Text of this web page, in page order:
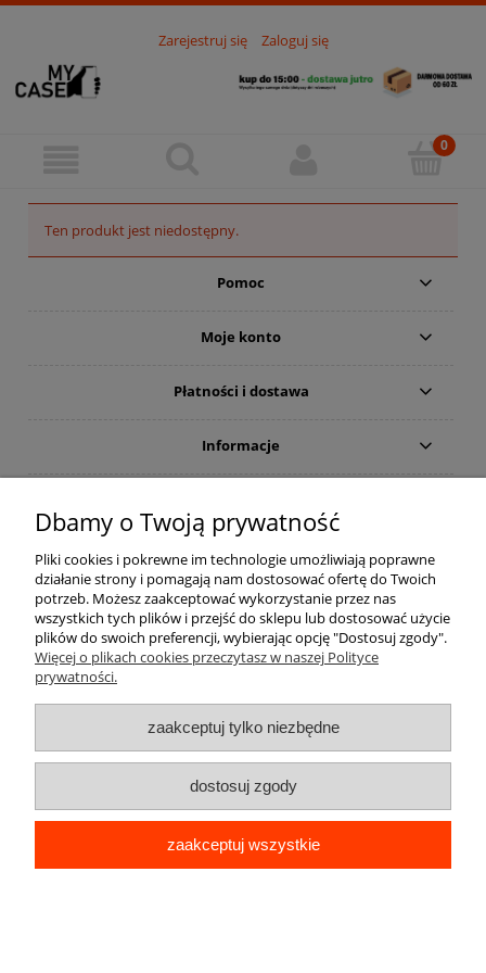
Zarejestruj się Zaloguj się
Ten produkt jest niedostępny.
Pomoc
Moje konto
Płatności i dostawa
Informacje
Sklep internetowy Shoper Premium
Dbamy o Twoją prywatność
Pliki cookies i pokrewne im technologie umożliwiają poprawne
działanie strony i pomagają nam dostosować ofertę do Twoich
potrzeb. Możesz zaakceptować wykorzystanie przez nas
wszystkich tych plików i przejść do sklepu lub dostosować użycie
plików do swoich preferencji, wybierając opcję "Dostosuj zgody".
Więcej o plikach cookies przeczytasz w naszej Polityce
prywatności.
zaakceptuj tylko niezbędne
dostosuj zgody
zaakceptuj wszystkie